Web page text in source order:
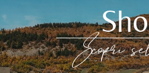
Scopri